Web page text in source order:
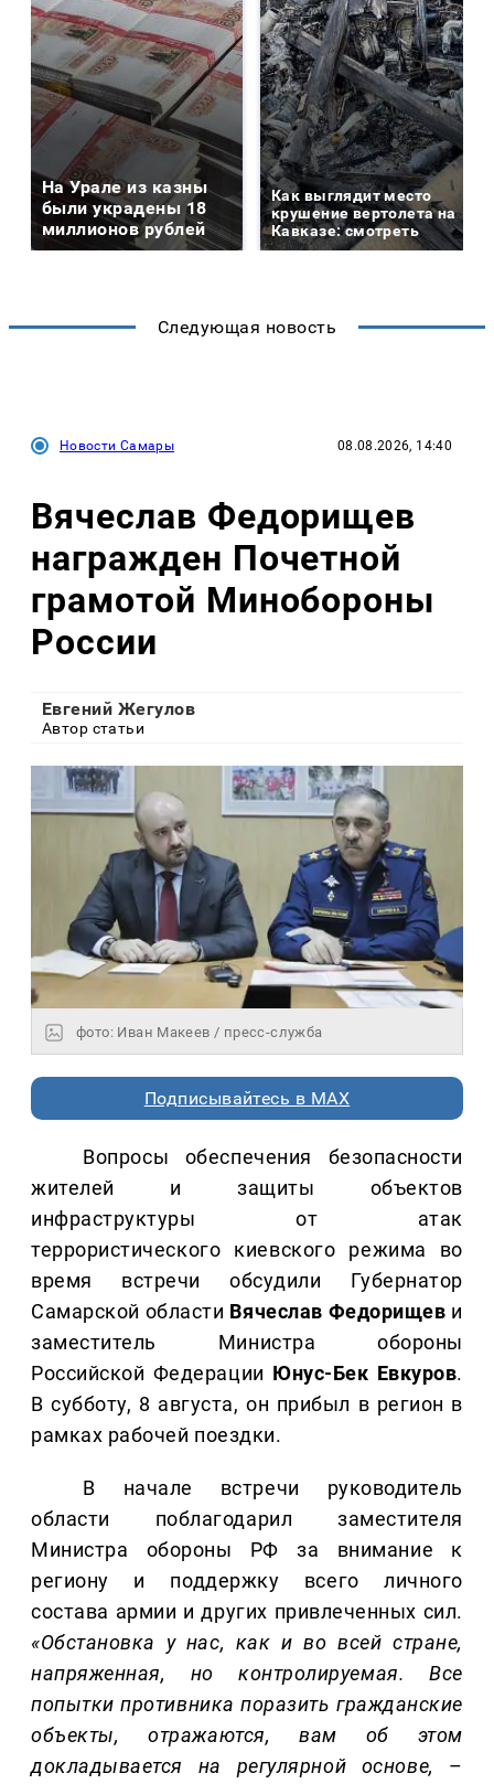
На Урале из казны
были украдены 18
миллионов рублей
Как выглядит место
крушение вертолета на
Кавказе: смотреть
Следующая новость
Новости Самары 08.08.2026, 14:40
Вячеслав Федорищев
награжден Почетной
грамотой Минобороны
России
Евгений Жегулов
Автор статьи
фото: Иван Макеев / пресс-служба
Подписывайтесь в MAX
Вопросы обеспечения безопасности
жителей и защиты объектов
инфраструктуры от атак
террористического киевского режима во
время встречи обсудили Губернатор
Самарской области Вячеслав Федорищев и
заместитель Министра обороны
Российской Федерации Юнус-Бек Евкуров.
В субботу, 8 августа, он прибыл в регион в
рамках рабочей поездки.
В начале встречи руководитель
области поблагодарил заместителя
Министра обороны РФ за внимание к
региону и поддержку всего личного
состава армии и других привлеченных сил.
«Обстановка у нас, как и во всей стране,
напряженная, но контролируемая. Все
попытки противника поразить гражданские
объекты, отражаются, вам об этом
докладывается на регулярной основе,
–